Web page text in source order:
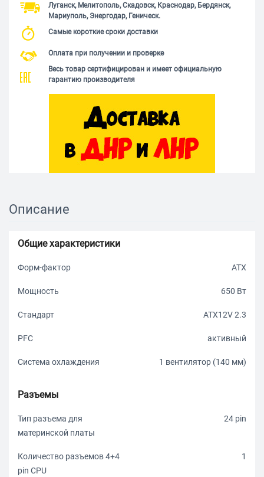
Луганск, Мелитополь, Скадовск, Краснодар, Бердянск,
Мариуполь, Энергодар, Геническ.
Самые короткие сроки доставки
Оплата при получении и проверке
Весь товар сертифицирован и имеет официальную
гарантию производителя
Описание
Общие характеристики
Форм-фактор ATX
Мощность 650 Вт
Стандарт ATX12V 2.3
PFC активный
Система охлаждения 1 вентилятор (140 мм)
Разъемы
Тип разъема для
материнской платы
24 pin
Количество разъемов 4+4
pin CPU
1